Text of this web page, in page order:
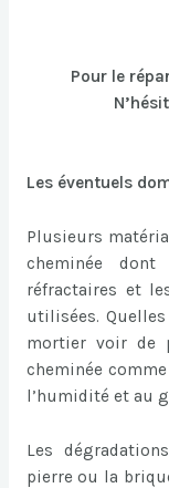
Pour le
Les éventuels
Plusieurs
cheminée
réfractaires et
utilisées.
mortier voir de
cheminée
l’humidité et au
Les
pierre ou la